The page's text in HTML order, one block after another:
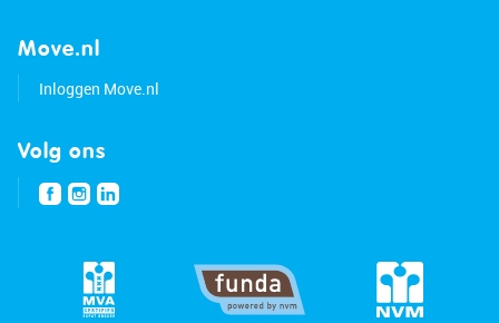
Move.nl
Inloggen Move.nl
Volg ons